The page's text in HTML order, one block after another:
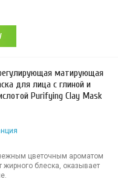
матирующая
для лица с глиной и
Purifying Clay Mask
цветочным ароматом
жирного блеска, оказывает